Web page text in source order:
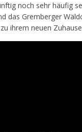
noch sehr häufig
das Gremberger
ihrem neuen